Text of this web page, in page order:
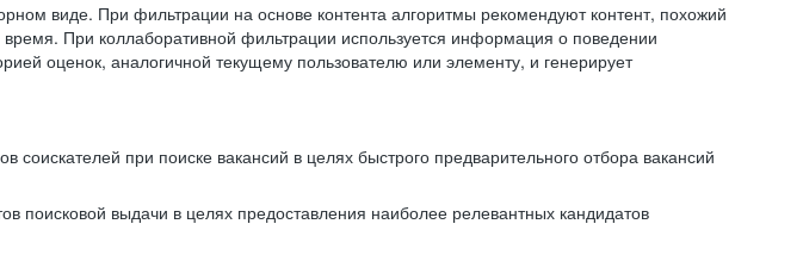
виде. При фильтрации на основе контента алгоритмы рекомендуют контент, похожий
При коллаборативной фильтрации используется информация о поведении
оценок, аналогичной текущему пользователю или элементу, и генерирует
при поиске вакансий в целях быстрого предварительного отбора вакансий
поисковой выдачи в целях предоставления наиболее релевантных кандидатов